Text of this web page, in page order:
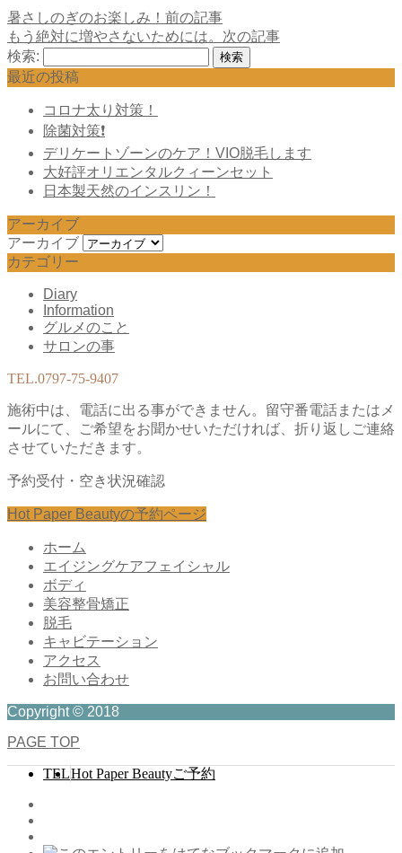
暑さしのぎのお楽しみ！ 前の記事
もう絶対に増やさないためには。 次の記事
検索:
最近の投稿
コロナ太り対策！
除菌対策❗️
デリケートゾーンのケア！VIO脱毛します
大好評オリエンタルクィーンセット
日本製天然のインスリン！
アーカイブ
アーカイブ
カテゴリー
Diary
Information
グルメのこと
サロンの事
TEL.0797-75-9407
施術中は、電話に出る事ができません。留守番電話またはメ
ールにて、ご希望をお聞かせいただければ、折り返しご連絡
させていただきます。
予約受付・空き状況確認
Hot Paper Beautyの予約ページ
ホーム
エイジングケアフェイシャル
ボディ
美容整骨矯正
脱毛
キャビテーション
アクセス
お問い合わせ
Copyright © 2018
PAGE TOP
TELHot Paper Beautyご予約